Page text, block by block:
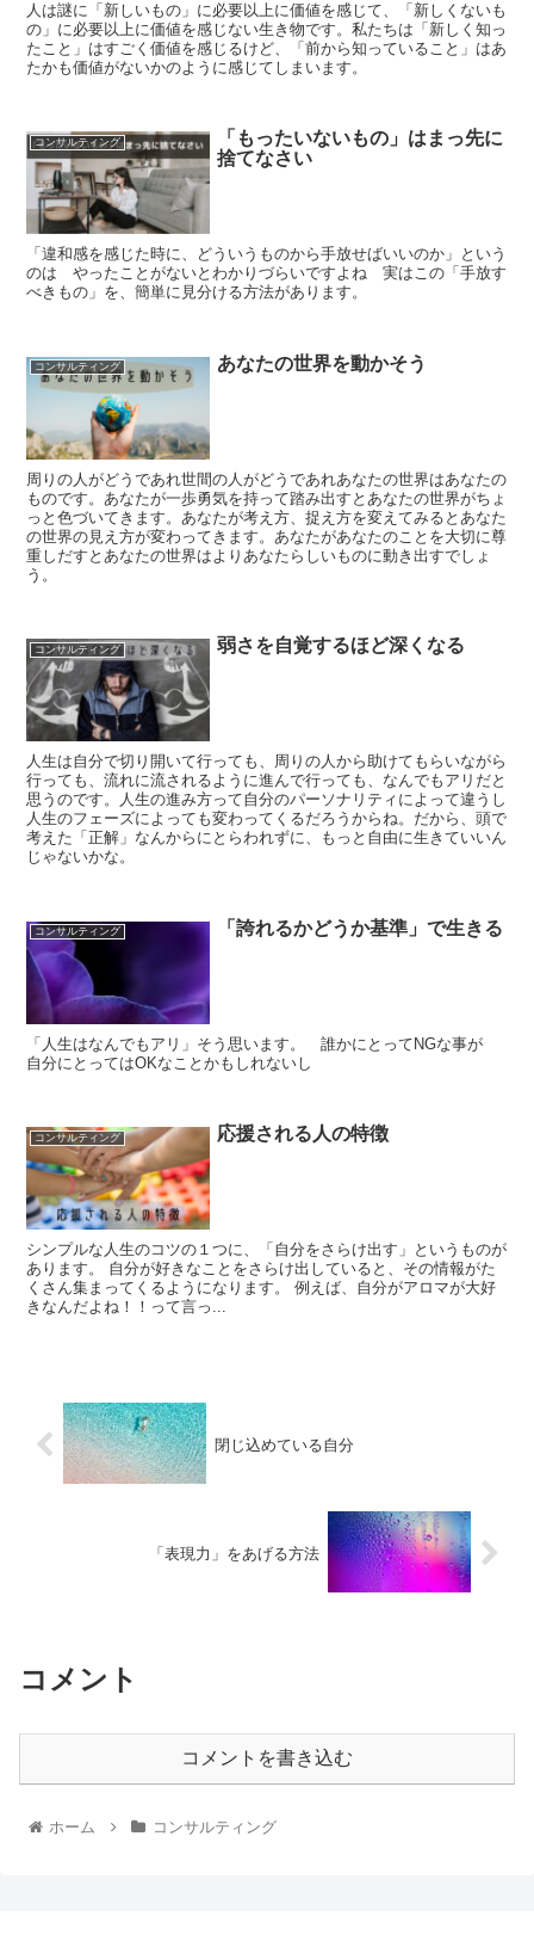
人は謎に「新しいもの」に必要以上に価値を感じて、「新しくないも
の」に必要以上に価値を感じない生き物です。私たちは「新しく知っ
たこと」はすごく価値を感じるけど、「前から知っていること」はあ
たかも価値がないかのように感じてしまいます。
コンサルティング
「もったいないもの」はまっ先に
捨てなさい
「違和感を感じた時に、どういうものから手放せばいいのか」という
のは やったことがないとわかりづらいですよね 実はこの「手放す
べきもの」を、簡単に見分ける方法があります。
コンサルティング あなたの世界を動かそう
周りの人がどうであれ世間の人がどうであれあなたの世界はあなたの
ものです。あなたが一歩勇気を持って踏み出すとあなたの世界がちょ
っと色づいてきます。あなたが考え方、捉え方を変えてみるとあなた
の世界の見え方が変わってきます。あなたがあなたのことを大切に尊
重しだすとあなたの世界はよりあなたらしいものに動き出すでしょ
う。
コンサルティング 弱さを自覚するほど深くなる
人生は自分で切り開いて行っても、周りの人から助けてもらいながら
行っても、流れに流されるように進んで行っても、なんでもアリだと
思うのです。人生の進み方って自分のパーソナリティによって違うし
人生のフェーズによっても変わってくるだろうからね。だから、頭で
考えた「正解」なんからにとらわれずに、もっと自由に生きていいん
じゃないかな。
コンサルティング 「誇れるかどうか基準」で生きる
「人生はなんでもアリ」そう思います。 誰かにとってNGな事が
自分にとってはOKなことかもしれないし
コンサルティング 応援される人の特徴
シンプルな人生のコツの１つに、「自分をさらけ出す」というものが
あります。 自分が好きなことをさらけ出していると、その情報がた
くさん集まってくるようになります。 例えば、自分がアロマが大好
きなんだよね！！って言っ...
閉じ込めている自分
「表現力」をあげる方法
コメント
コメントを書き込む
ホーム コンサルティング